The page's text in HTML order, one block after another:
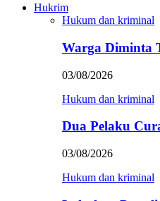
Hukrim
Hukum dan kriminal
Warga Diminta
03/08/2026
Hukum dan kriminal
Dua Pelaku
03/08/2026
Hukum dan kriminal